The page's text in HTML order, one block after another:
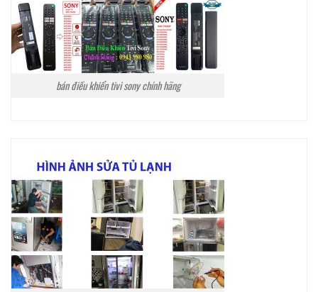
bán điều khiển tivi sony chính hãng